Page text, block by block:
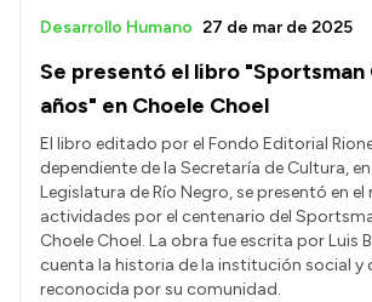
Boletín Oficial
Compras y licitaciones
Consulta de expedientes
Consulta de pago a proveedores
Convocatorias
Intranet
Login
Se presentó el libro "Sportsman
años" en Choele Choel
Desarrollo Humano 27 de mar de 2025
El libro editado por el Fondo Editorial
dependiente de la Secretaría de Cultura,
Legislatura de Río Negro, se presentó en el
actividades por el centenario del
Choele Choel. La obra fue escrita por Luis
cuenta la historia de la institución social y
reconocida por su comunidad.